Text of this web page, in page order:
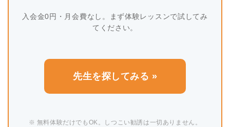
入会金0円・月会費なし。まず体験レッスンで試してみ
てください。
先生を探してみる »
※ 無料体験だけでもOK。しつこい勧誘は一切ありません。